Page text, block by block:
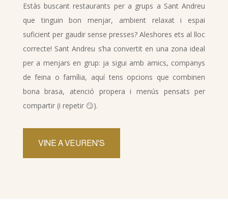
Estàs buscant restaurants per a grups a Sant Andreu
que tinguin bon menjar, ambient relaxat i espai
suficient per gaudir sense presses? Aleshores ets al lloc
correcte! Sant Andreu s’ha convertit en una zona ideal
per a menjars en grup: ja sigui amb amics, companys
de feina o família, aquí tens opcions que combinen
bona brasa, atenció propera i menús pensats per
compartir (i repetir 😏).
VINE A VEUREN'S